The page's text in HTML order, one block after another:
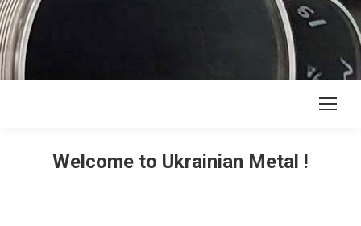
Welcome to Ukrainian Metal !